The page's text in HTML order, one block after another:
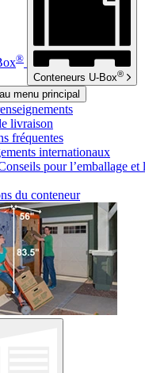
®
Conteneurs U-Box®
menu principal
livraison
fréquentes
internationaux
pour l’emballage et
du conteneur